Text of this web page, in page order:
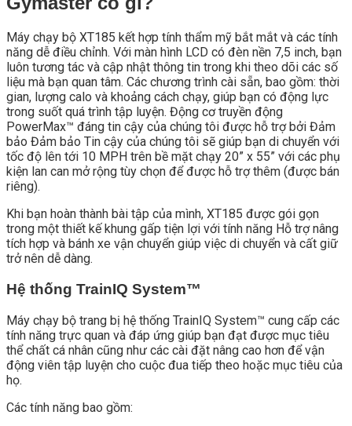
Máy chạy bộ XT185 kết hợp tính thẩm mỹ bắt mắt và các tính
năng dễ điều chỉnh. Với màn hình LCD có đèn nền 7,5 inch, bạn
luôn tương tác và cập nhật thông tin trong khi theo dõi các số
liệu mà bạn quan tâm. Các chương trình cài sẵn, bao gồm: thời
gian, lượng calo và khoảng cách chạy, giúp bạn có động lực
trong suốt quá trình tập luyện. Động cơ truyền động
PowerMax™ đáng tin cậy của chúng tôi được hỗ trợ bởi Đảm
bảo Đảm bảo Tin cậy của chúng tôi sẽ giúp bạn di chuyển với
tốc độ lên tới 10 MPH trên bề mặt chạy 20” x 55” với các phụ
kiện lan can mở rộng tùy chọn để được hỗ trợ thêm (được bán
riêng).
Khi bạn hoàn thành bài tập của mình, XT185 được gói gọn
trong một thiết kế khung gấp tiện lợi với tính năng Hỗ trợ nâng
tích hợp và bánh xe vận chuyển giúp việc di chuyển và cất giữ
trở nên dễ dàng.
Hệ thống TrainIQ System™
Máy chạy bộ trang bị hệ thống TrainIQ System™ cung cấp các
tính năng trực quan và đáp ứng giúp bạn đạt được mục tiêu
thể chất cá nhân cũng như các cài đặt nâng cao hơn để vận
động viên tập luyện cho cuộc đua tiếp theo hoặc mục tiêu của
họ.
Các tính năng bao gồm: